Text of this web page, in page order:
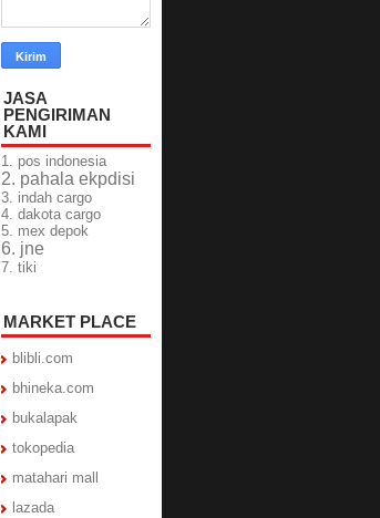
JASA
PENGIRIMAN
KAMI
1. pos indonesia
2. pahala ekpdisi
3. indah cargo
4. dakota cargo
5. mex depok
6. jne
7. tiki
MARKET PLACE
blibli.com
bhineka.com
bukalapak
tokopedia
matahari mall
lazada